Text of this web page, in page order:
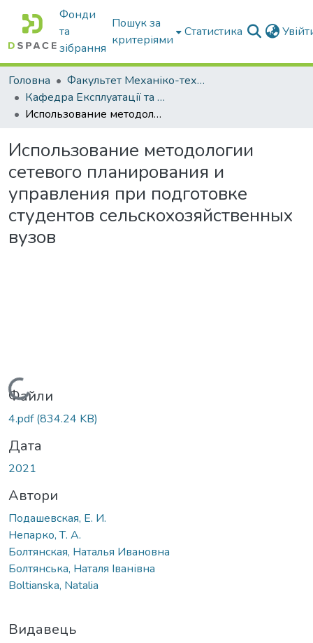
Фонди
та
зібрання
Пошук за
критеріями
Статистика
Головна
Факультет Механіко-технологічний
Кафедра Експлуатації та технічного сервісу машин
Использование методологии сетевого планирования и управления при подготовке студентов сельскохозяйственных вузов
Использование методологии
сетевого планирования и
управления при подготовке
студентов сельскохозяйственных
вузов
Вантажиться...
Файли
4.pdf(834.24 KB)
Дата
2021
Автори
Подашевская, Е. И.
Непарко, Т. А.
Болтянская, Наталья Ивановна
Болтянська, Наталя Іванівна
Boltianska, Natalia
Видавець